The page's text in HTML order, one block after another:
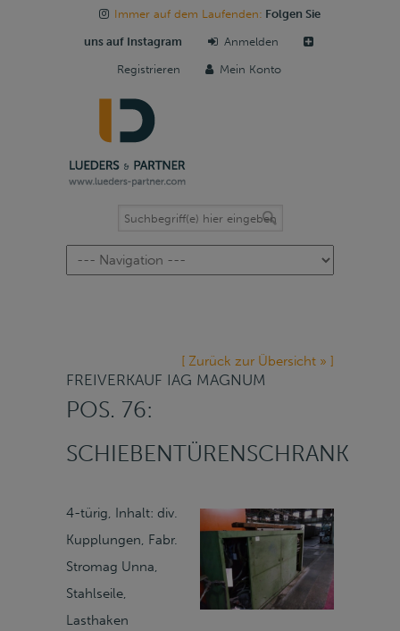
Immer auf dem Laufenden: Folgen Sie
uns auf Instagram Anmelden
Registrieren Mein Konto
Navigation
[ Zurück zur Übersicht » ]
FREIVERKAUF IAG MAGNUM
POS. 76:
SCHIEBENTÜRENSCHRANK
4-türig, Inhalt: div.
Kupplungen, Fabr.
Stromag Unna,
Stahlseile,
Lasthaken